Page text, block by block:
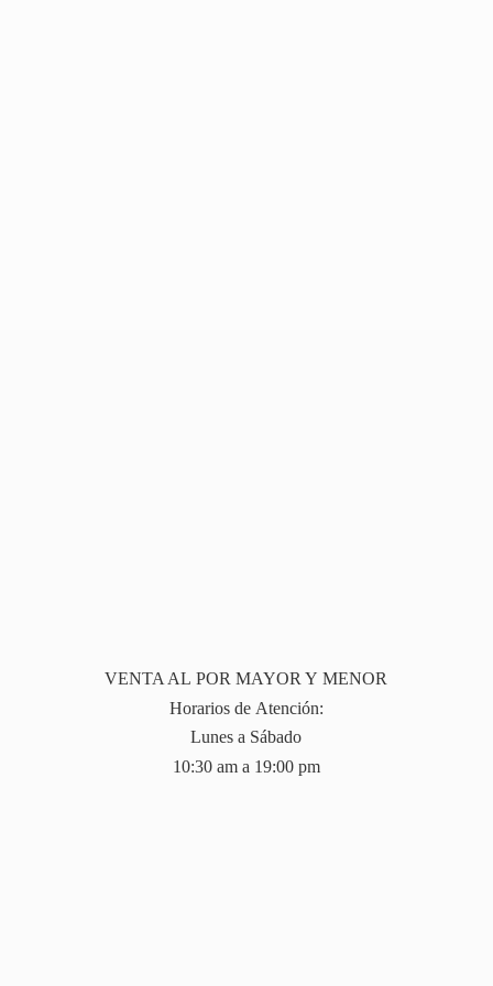
VENTA AL POR MAYOR Y MENOR
Horarios de Atención:
Lunes a Sábado
10:30 am a 19:00 pm